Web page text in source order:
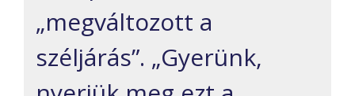
„megváltozott a
széljárás”. „Gyerünk,